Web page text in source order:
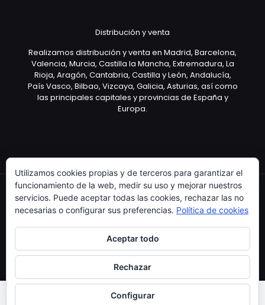
Distribución y venta
Realizamos distribución y venta en Madrid, Barcelona,
Valencia, Murcia, Castilla la Mancha, Extremadura, La
Rioja, Aragón, Cantabria, Castilla y León, Andalucía,
País Vasco, Bilbao, Vizcaya, Galicia, Asturias, así como
las principales capitales y provincias de España y
Europa.
Utilizamos cookies propias y de terceros para garantizar el
funcionamiento de la web, medir su uso y mejorar nuestros
servicios. Puede aceptar todas las cookies, rechazar las no
necesarias o configurar sus preferencias. Política de cookies
Aceptar todo
Rechazar
Configurar